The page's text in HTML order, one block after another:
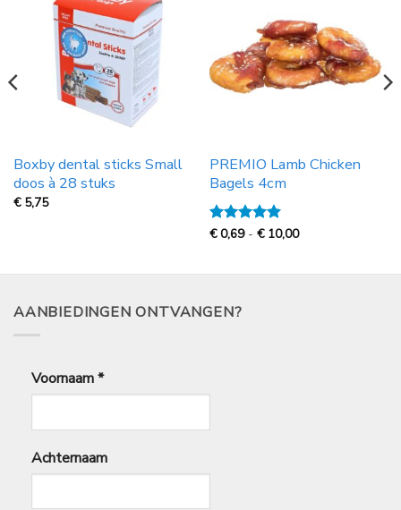
Boxby dental sticks Small
doos à 28 stuks
€ 5,75
PREMIO Lamb Chicken
Bagels 4cm
Gewaardeerd
€0,69 - € 10,00Prijsklasse:
€
AANBIEDINGEN ONTVANGEN?
Voornaam*
Achternaam